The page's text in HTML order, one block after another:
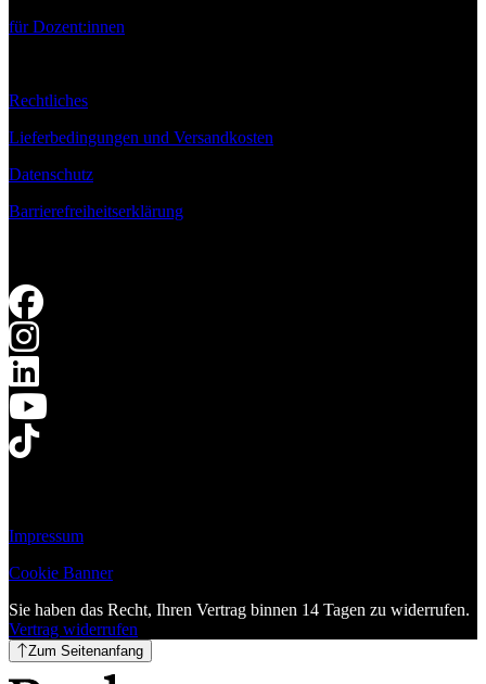
für Dozent:innen
Rechtliches
Lieferbedingungen und Versandkosten
Datenschutz
Barrierefreiheitserklärung
Impressum
Cookie Banner
Sie haben das Recht, Ihren Vertrag binnen 14 Tagen zu widerrufen.
Vertrag widerrufen
Zum Seitenanfang